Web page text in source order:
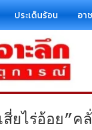
ประเด็นร้อน อา
ยไร่อ้อย”ค